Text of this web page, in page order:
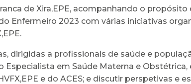
de Xira,EPE, acompanhando o
Enfermeiro 2023 com várias iniciativas
dirigidas a profissionais de saúde e
Especialista em Saúde Materna e
e do ACES; e discutir perspetivas